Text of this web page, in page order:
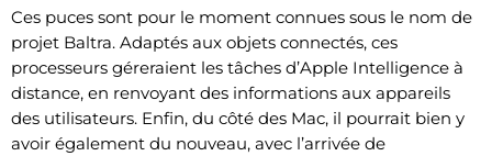
Ces puces sont pour le moment connues sous le nom de
projet Baltra. Adaptés aux objets connectés, ces
processeurs géreraient les tâches d’Apple Intelligence à
distance, en renvoyant des informations aux appareils
des utilisateurs. Enfin, du côté des Mac, il pourrait bien y
avoir également du nouveau, avec l’arrivée de